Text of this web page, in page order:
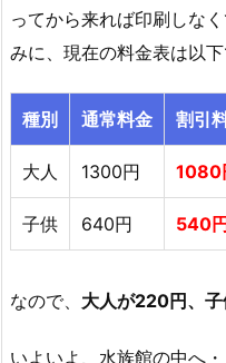
ってから来れば印刷しな
みに、現在の料金表は以下
種別 通常料金 割引
大人 1300円 1080
子供 640円 540円
なので、 大人が220円、子
いよいよ、水族館の中へ・